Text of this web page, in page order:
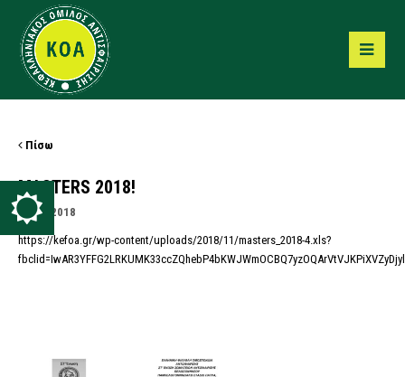
Πίσω
MASTERS 2018!
28/11/2018
https://kefoa.gr/wp-content/uploads/2018/11/masters_2018-4.xls?